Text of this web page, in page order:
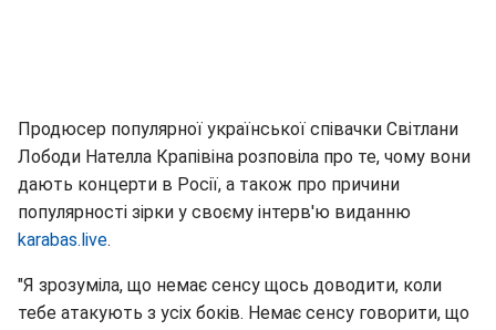
Продюсер популярної української співачки Світлани
Лободи Нателла Крапівіна розповіла про те, чому вони
дають концерти в Росії, а також про причини
популярності зірки у своєму інтерв'ю виданню
karabas.live.
"Я зрозуміла, що немає сенсу щось доводити, коли
тебе атакують з усіх боків. Немає сенсу говорити, що